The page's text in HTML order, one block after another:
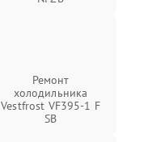
Ремонт
холодильника
Vestfrost VF395-1 F
SB